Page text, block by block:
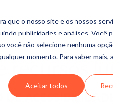
que o nosso site e os nossos
publicidades e análises. Você
você não selecione nenhuma
momento. Para saber mais,
Aceitar todos
recursos
DE